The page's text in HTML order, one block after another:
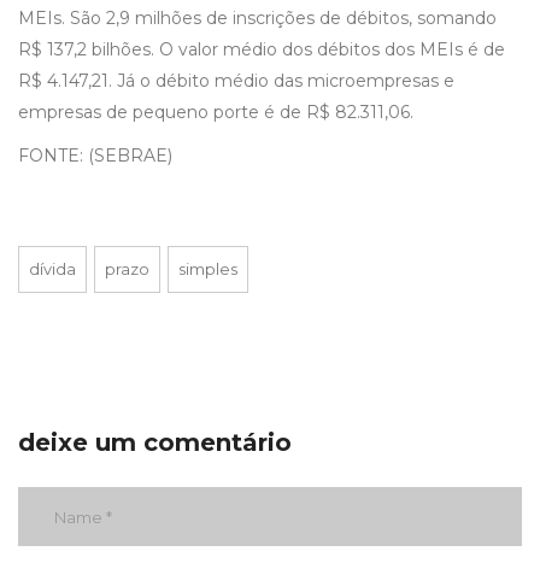
MEIs. São 2,9 milhões de inscrições de débitos, somando
R$ 137,2 bilhões. O valor médio dos débitos dos MEIs é de
R$ 4.147,21. Já o débito médio das microempresas e
empresas de pequeno porte é de R$ 82.311,06.
FONTE: (SEBRAE)
dívida prazo simples
deixe um comentário